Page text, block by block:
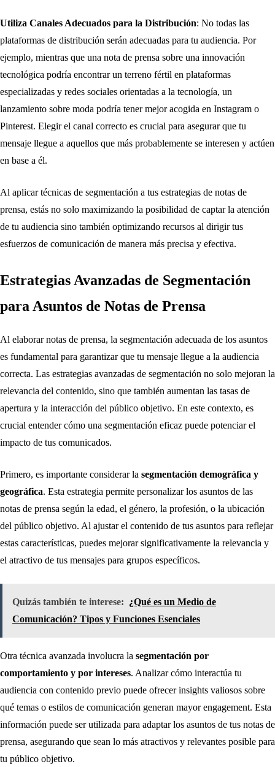
Utiliza Canales Adecuados para la Distribución: No todas las
plataformas de distribución serán adecuadas para tu audiencia. Por
ejemplo, mientras que una nota de prensa sobre una innovación
tecnológica podría encontrar un terreno fértil en plataformas
especializadas y redes sociales orientadas a la tecnología, un
lanzamiento sobre moda podría tener mejor acogida en Instagram o
Pinterest. Elegir el canal correcto es crucial para asegurar que tu
mensaje llegue a aquellos que más probablemente se interesen y actúen
en base a él.
Al aplicar técnicas de segmentación a tus estrategias de notas de
prensa, estás no solo maximizando la posibilidad de captar la atención
de tu audiencia sino también optimizando recursos al dirigir tus
esfuerzos de comunicación de manera más precisa y efectiva.
Estrategias Avanzadas de Segmentación
para Asuntos de Notas de Prensa
Al elaborar notas de prensa, la segmentación adecuada de los asuntos
es fundamental para garantizar que tu mensaje llegue a la audiencia
correcta. Las estrategias avanzadas de segmentación no solo mejoran la
relevancia del contenido, sino que también aumentan las tasas de
apertura y la interacción del público objetivo. En este contexto, es
crucial entender cómo una segmentación eficaz puede potenciar el
impacto de tus comunicados.
Primero, es importante considerar la segmentación demográfica y
geográfica. Esta estrategia permite personalizar los asuntos de las
notas de prensa según la edad, el género, la profesión, o la ubicación
del público objetivo. Al ajustar el contenido de tus asuntos para reflejar
estas características, puedes mejorar significativamente la relevancia y
el atractivo de tus mensajes para grupos específicos.
Quizás también te interese: ¿Qué es un Medio de
Comunicación? Tipos y Funciones Esenciales
Otra técnica avanzada involucra la segmentación por
comportamiento y por intereses. Analizar cómo interactúa tu
audiencia con contenido previo puede ofrecer insights valiosos sobre
qué temas o estilos de comunicación generan mayor engagement. Esta
información puede ser utilizada para adaptar los asuntos de tus notas de
prensa, asegurando que sean lo más atractivos y relevantes posible para
tu público objetivo.